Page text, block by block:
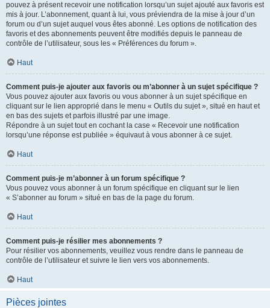
pouvez à présent recevoir une notification lorsqu’un sujet ajouté aux favoris est
mis à jour. L’abonnement, quant à lui, vous préviendra de la mise à jour d’un
forum ou d’un sujet auquel vous êtes abonné. Les options de notification des
favoris et des abonnements peuvent être modifiés depuis le panneau de
contrôle de l’utilisateur, sous les « Préférences du forum ».
Haut
Comment puis-je ajouter aux favoris ou m’abonner à un sujet spécifique ?
Vous pouvez ajouter aux favoris ou vous abonner à un sujet spécifique en
cliquant sur le lien approprié dans le menu « Outils du sujet », situé en haut et
en bas des sujets et parfois illustré par une image.
Répondre à un sujet tout en cochant la case « Recevoir une notification
lorsqu’une réponse est publiée » équivaut à vous abonner à ce sujet.
Haut
Comment puis-je m’abonner à un forum spécifique ?
Vous pouvez vous abonner à un forum spécifique en cliquant sur le lien
« S’abonner au forum » situé en bas de la page du forum.
Haut
Comment puis-je résilier mes abonnements ?
Pour résilier vos abonnements, veuillez vous rendre dans le panneau de
contrôle de l’utilisateur et suivre le lien vers vos abonnements.
Haut
Pièces jointes